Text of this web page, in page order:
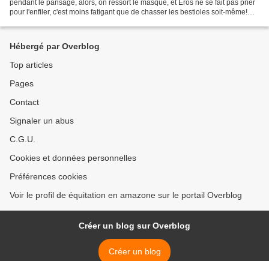
pendant le pansage, alors, on ressort le masque, et Eros ne se fait pas prier
pour l'enfiler, c'est moins fatigant que de chasser les bestioles soit-même!
Hébergé par Overblog
Top articles
Pages
Contact
Signaler un abus
C.G.U.
Cookies et données personnelles
Préférences cookies
Voir le profil de équitation en amazone sur le portail Overblog
Créer un blog sur Overblog
Créer un blog